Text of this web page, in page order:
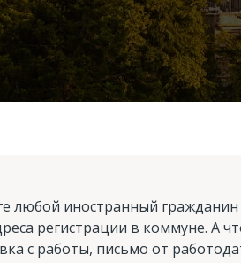
любой иностранный
регистрации в коммуне. А
с работы, письмо от